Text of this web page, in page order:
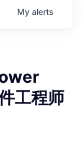
My alerts
工程师